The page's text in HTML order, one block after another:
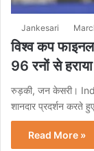
Jankesari
विश्व कप
96 रनों से हराया
रुड़की, जन केसरी।
शानदार प्रदर्शन
Read More »